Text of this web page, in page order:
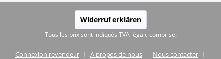
Widerruf erklären
Tous les prix sont indiqués TVA légale comprise.
Connexion revendeur A propos de nous
Nous contacter